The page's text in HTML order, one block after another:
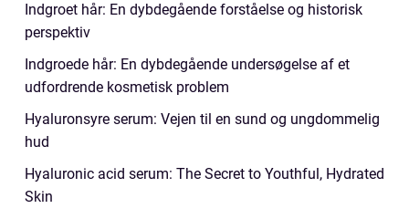
Indgroet hår: En dybdegående forståelse og historisk
perspektiv
Indgroede hår: En dybdegående undersøgelse af et
udfordrende kosmetisk problem
Hyaluronsyre serum: Vejen til en sund og ungdommelig
hud
Hyaluronic acid serum: The Secret to Youthful, Hydrated
Skin